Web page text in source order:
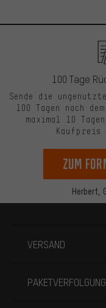
Herbert,
100 Tage
Sende die
100 Tagen nach
maximal 10
zum
VERSAND
PAKETVERFOLGUNG